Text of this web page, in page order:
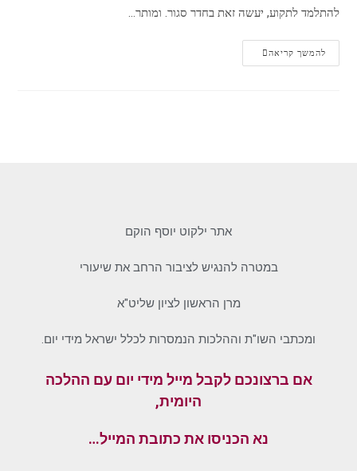
להתלמד לתקוע, יעשה זאת בחדר סגור. ומותר…
להמשך קריאה
אתר ילקוט יוסף הוקם
במטרה להנגיש לציבור הרחב את שיעורי
מרן הראשון לציון שליט"א
ומכתבי השו"ת וההלכות הנמסרות לכלל ישראל מידי יום.
אם ברצונכם לקבל מייל מידי יום עם ההלכה
היומית,
נא הכניסו את כתובת המייל…